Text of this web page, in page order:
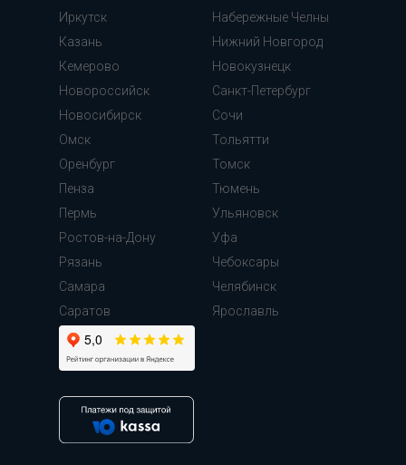
Иркутск
Казань
Кемерово
Набережные Челны
Нижний Новгород
Новокузнецк
Новороссийск
Новосибирск
Омск
Оренбург
Пенза
Пермь
Ростов-на-Дону
Рязань
Самара
Cаратов
Санкт-Петербург
Сочи
Тольятти
Томск
Тюмень
Ульяновск
Уфа
Чебоксары
Челябинск
Ярославль